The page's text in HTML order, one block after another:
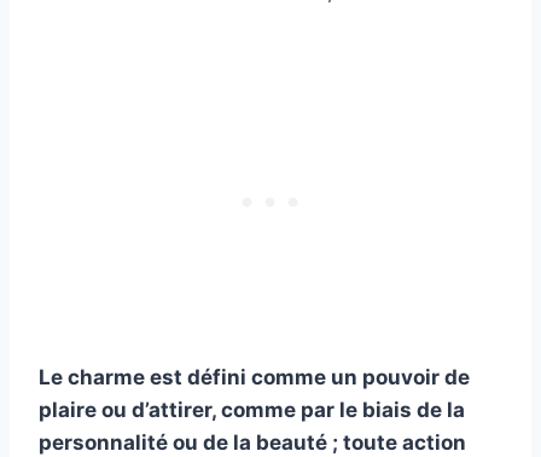
Le charme est défini comme un pouvoir de
plaire ou d’attirer, comme par le biais de la
personnalité ou de la beauté ; toute action